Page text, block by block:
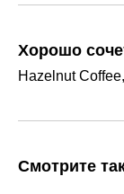
Хорошо
Hazelnut
Смотрите